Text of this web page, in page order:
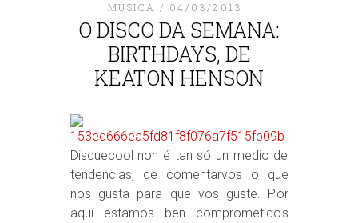
MÚSICA
04/03/2013
O DISCO DA SEMANA:
BIRTHDAYS, DE
KEATON HENSON
Disquecool non é tan só un medio de
tendencias, de comentarvos o que
nos gusta para que vos guste. Por
aquí estamos ben comprometidos